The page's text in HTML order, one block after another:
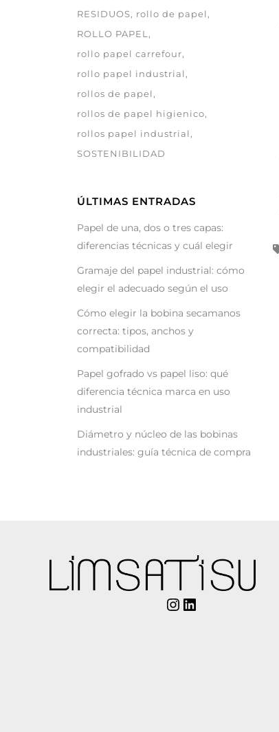
RESIDUOS
rollo de papel
ROLLO PAPEL
rollo papel carrefour
rollo papel industrial
rollos de papel
rollos de papel higienico
rollos papel industrial
SOSTENIBILIDAD
ÚLTIMAS ENTRADAS
Papel de una, dos o tres capas:
diferencias técnicas y cuál elegir
Gramaje del papel industrial: cómo
elegir el adecuado según el uso
Cómo elegir la bobina secamanos
correcta: tipos, anchos y
compatibilidad
Papel gofrado vs papel liso: qué
diferencia técnica marca en uso
industrial
Diámetro y núcleo de las bobinas
industriales: guía técnica de compra